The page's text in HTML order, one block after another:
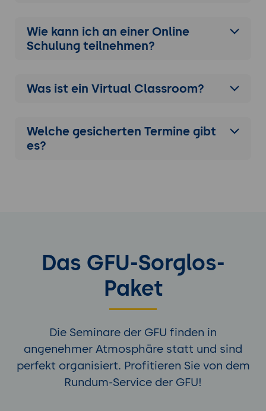
Wie kann ich an einer Online
Schulung teilnehmen?
Was ist ein Virtual Classroom?
Welche gesicherten Termine gibt
es?
Das GFU-Sorglos-
Paket
Die Seminare der GFU finden in
angenehmer Atmosphäre statt und sind
perfekt organisiert. Profitieren Sie von dem
Rundum-Service der GFU!